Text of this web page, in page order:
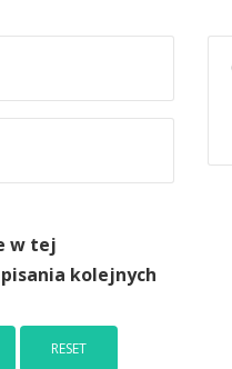
w tej
kolejnych
RESET